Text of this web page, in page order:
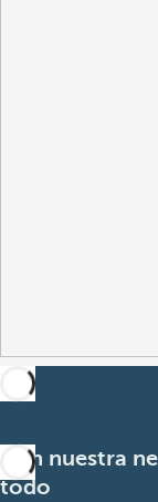
Con nuestra
todo